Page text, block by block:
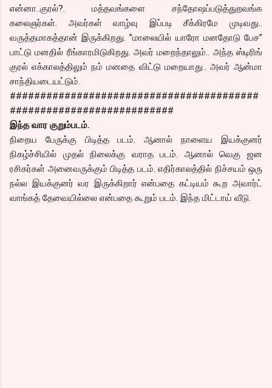
என்னா..குரல்?. மத்தவங்களை சந்தோஷப்படுத்துறவங்க
கலைஞர்கள். அவர்கள் வாழ்வு இப்படி சீக்கிரமே முடிவது..
வருத்தமாகத்தான் இருக்கிறது. ”மாலையில் யாரோ மனதோடு பேச”
பாட்டு மனதில் ரீங்காரமிடுகிறது. அவர் மறைந்தாலும்.. அந்த ஸ்டிரிங்
குரல் எக்காலத்திலும் நம் மனதை விட்டு மறையாது.. அவர் ஆன்மா
சாந்தியடையட்டும்.
#########################################
###########################
இந்த வார குறும்படம்.
நிறைய பேருக்கு பிடித்த படம். ஆனால் நாளைய இயக்குனர்
நிகழ்ச்சியில் முதல் நிலைக்கு வராத படம். ஆனால் வெகு ஜன
ரசிகர்கள் அனைவருக்கும் பிடித்த படம். எதிர்காலத்தில் நிச்சயம் ஒரு
நல்ல இயக்குனர் வர இருக்கிறார் என்பதை கட்டியம் கூற அவார்ட்
வாங்கத் தேவையில்லை என்பதை கூறும் படம். இந்த மிட்டாய் வீடு.